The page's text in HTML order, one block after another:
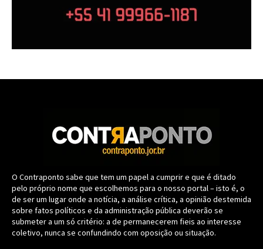
O Contraponto sabe que tem um papel a cumprir e que é ditado
pelo próprio nome que escolhemos para o nosso portal – isto é, o
de ser um lugar onde a notícia, a análise crítica, a opinião destemida
sobre fatos políticos e da administração pública deverão se
submeter a um só critério: a de permanecerem fieis ao interesse
coletivo, nunca se confundindo com oposição ou situação.